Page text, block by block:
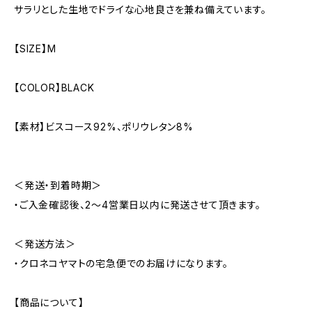
サラリとした生地でドライな心地良さを兼ね備えています。
【SIZE】M
【COLOR】BLACK
【素材】ビスコース92%、ポリウレタン8%
＜発送・到着時期＞
・ご入金確認後、2～4営業日以内に発送させて頂きます。
＜発送方法＞
・クロネコヤマトの宅急便でのお届けになります。
【商品について】